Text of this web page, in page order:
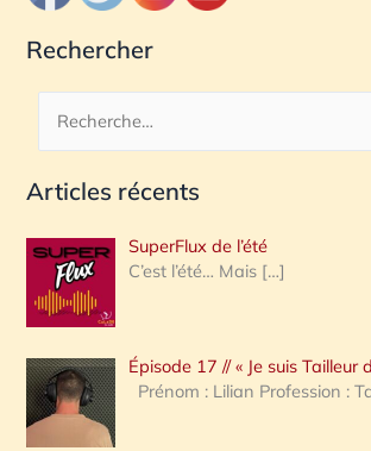
Rechercher
c
e
r
c
h
e
Articles récents
SuperFlux de l’été
C’est l’été… Mais […]
Épisode 17 // « Je suis Tailleur
Prénom : Lilian Profession :